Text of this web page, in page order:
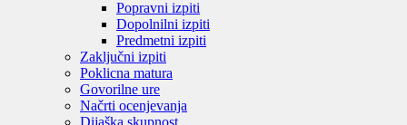
Popravni izpiti
Dopolnilni izpiti
Predmetni izpiti
Zaključni izpiti
Poklicna matura
Govorilne ure
Načrti ocenjevanja
Dijaška skupnost